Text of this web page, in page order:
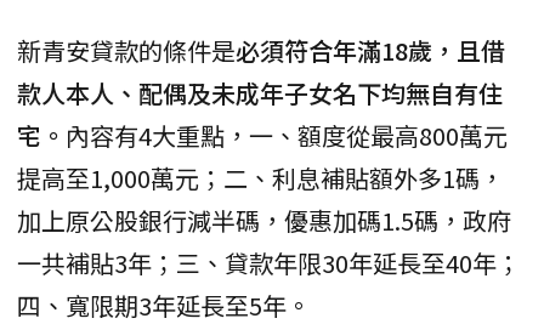
新青安貸款的條件是必須符合年滿18歲，且借
款人本人、配偶及未成年子女名下均無自有住
宅。 內容有4大重點，一、額度從最高800萬元
提高至1,000萬元；二、利息補貼額外多1碼，
加上原公股銀行減半碼，優惠加碼1.5碼，政府
一共補貼3年；三、貸款年限30年延長至40年；
四、寬限期3年延長至5年。